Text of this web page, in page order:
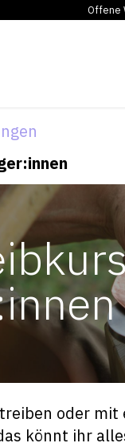
Offene
oder
könnt ihr